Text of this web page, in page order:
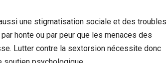
une stigmatisation sociale et des troubles
honte ou par peur que les menaces des
Lutter contre la sextorsion nécessite donc